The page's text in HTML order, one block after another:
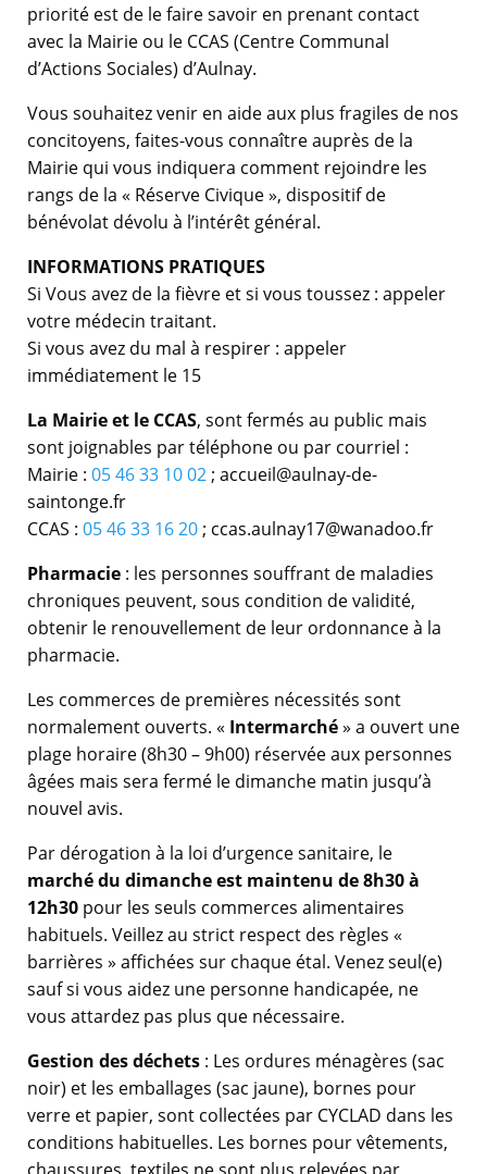
priorité est de le faire savoir en prenant contact
avec la Mairie ou le CCAS (Centre Communal
d’Actions Sociales) d’Aulnay.
Vous souhaitez venir en aide aux plus fragiles de nos
concitoyens, faites-vous connaître auprès de la
Mairie qui vous indiquera comment rejoindre les
rangs de la « Réserve Civique », dispositif de
bénévolat dévolu à l’intérêt général.
INFORMATIONS PRATIQUES
Si Vous avez de la fièvre et si vous toussez : appeler
votre médecin traitant.
Si vous avez du mal à respirer : appeler
immédiatement le 15
La Mairie et le CCAS, sont fermés au public mais
sont joignables par téléphone ou par courriel :
Mairie : 05 46 33 10 02 ; accueil@aulnay-de-
saintonge.fr
CCAS : 05 46 33 16 20 ; ccas.aulnay17@wanadoo.fr
Pharmacie : les personnes souffrant de maladies
chroniques peuvent, sous condition de validité,
obtenir le renouvellement de leur ordonnance à la
pharmacie.
Les commerces de premières nécessités sont
normalement ouverts. « Intermarché» a ouvert une
plage horaire (8h30 – 9h00) réservée aux personnes
âgées mais sera fermé le dimanche matin jusqu’à
nouvel avis.
Par dérogation à la loi d’urgence sanitaire, le
marché du dimanche est maintenu de 8h30 à
12h30 pour les seuls commerces alimentaires
habituels. Veillez au strict respect des règles «
barrières » affichées sur chaque étal. Venez seul(e)
sauf si vous aidez une personne handicapée, ne
vous attardez pas plus que nécessaire.
Gestion des déchets : Les ordures ménagères (sac
noir) et les emballages (sac jaune), bornes pour
verre et papier, sont collectées par CYCLAD dans les
conditions habituelles. Les bornes pour vêtements,